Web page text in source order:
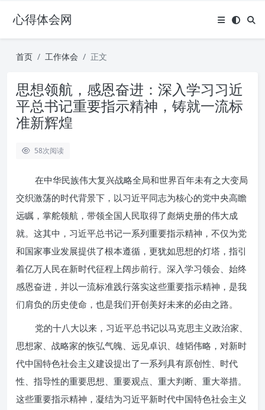
心得体会网
首页 工作体会 正文
思想领航，感恩奋进：深入学习习近
平总书记重要指示精神，铸就一流标
准新辉煌
58次阅读
在中华民族伟大复兴战略全局和世界百年未有之大变局
交织激荡的时代背景下，以习近平同志为核心的党中央高瞻
远瞩，掌舵领航，带领全国人民取得了彪炳史册的伟大成
就。这其中，习近平总书记一系列重要指示精神，不仅为党
和国家事业发展提供了根本遵循，更犹如思想的灯塔，指引
着亿万人民在新时代征程上阔步前行。深入学习领会、始终
感恩奋进，并以一流标准践行落实这些重要指示精神，是我
们肩负的历史使命，也是我们开创美好未来的必由之路。
党的十八大以来，习近平总书记以马克思主义政治家、
思想家、战略家的恢弘气魄、远见卓识、雄韬伟略，对新时
代中国特色社会主义建设提出了一系列具有原创性、时代
性、指导性的重要思想、重要观点、重大判断、重大举措。
这些重要指示精神，凝结为习近平新时代中国特色社会主义